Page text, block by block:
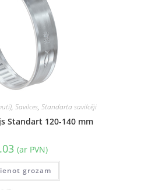
, Savilces, Standarta savilcēji
Standart 120-140 mm
(ar PVN)
grozam